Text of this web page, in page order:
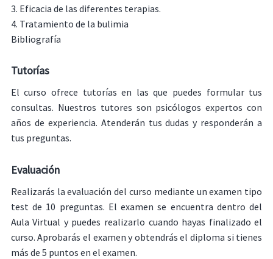
3. Eficacia de las diferentes terapias.
4. Tratamiento de la bulimia
Bibliografía
Tutorías
El curso ofrece tutorías en las que puedes formular tus
consultas. Nuestros tutores son psicólogos expertos con
años de experiencia. Atenderán tus dudas y responderán a
tus preguntas.
Evaluación
Realizarás la evaluación del curso mediante un examen tipo
test de 10 preguntas. El examen se encuentra dentro del
Aula Virtual y puedes realizarlo cuando hayas finalizado el
curso. Aprobarás el examen y obtendrás el diploma si tienes
más de 5 puntos en el examen.